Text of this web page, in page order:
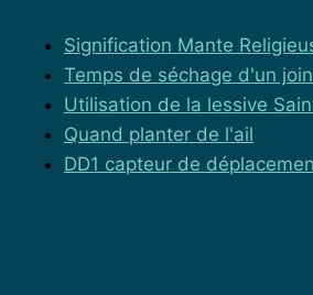
Signification Mante
Temps de séchage d'un
Utilisation de la lessive
Quand planter de l'ail
DD1 capteur de